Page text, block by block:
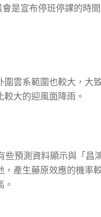
是宣布停班停課的時
雲系範圍也較大，大
大的迎風面降雨。
預測資料顯示與「昌
產生藤原效應的機率